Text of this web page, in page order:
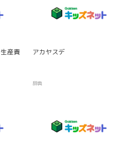
産責
アカヤスデ
辞典